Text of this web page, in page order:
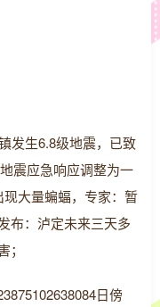
发生6.8级地震，已致
震应急响应调整为一
大量蝙蝠，专家：暂
布：泸定未来三天多
日傍